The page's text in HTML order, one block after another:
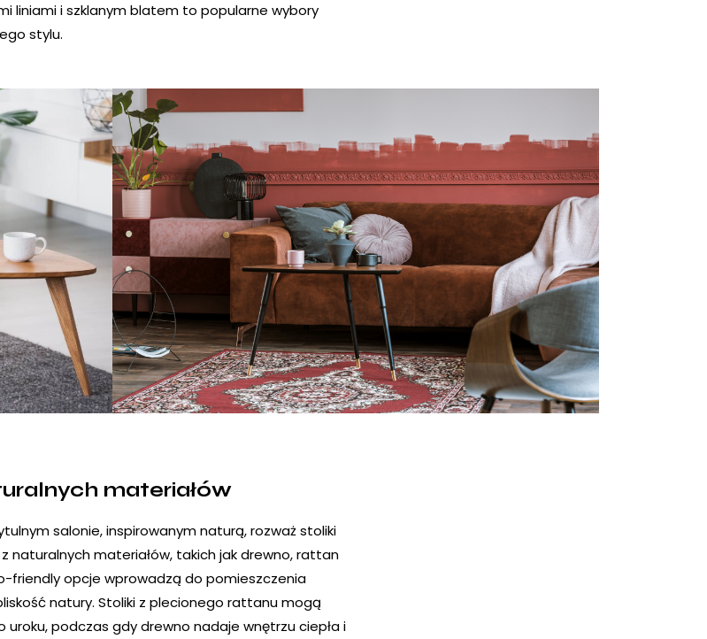
liniami i szklanym blatem to popularne wybory
stylu.
materiałów
salonie, inspirowanym naturą, rozważ stoliki
naturalnych materiałów, takich jak drewno, rattan
friendly opcje wprowadzą do pomieszczenia
natury. Stoliki z plecionego rattanu mogą
uroku, podczas gdy drewno nadaje wnętrzu ciepła i